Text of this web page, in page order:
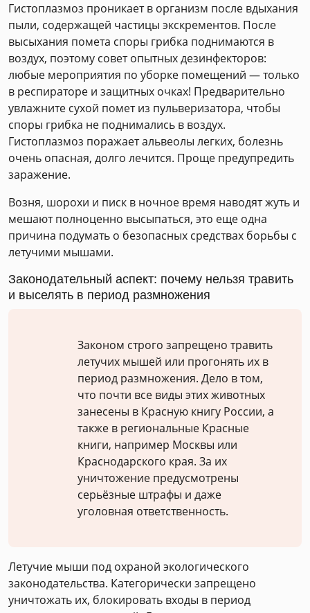
Гистоплазмоз проникает в организм после вдыхания
пыли, содержащей частицы экскрементов. После
высыхания помета споры грибка поднимаются в
воздух, поэтому совет опытных дезинфекторов:
любые мероприятия по уборке помещений — только
в респираторе и защитных очках! Предварительно
увлажните сухой помет из пульверизатора, чтобы
споры грибка не поднимались в воздух.
Гистоплазмоз поражает альвеолы легких, болезнь
очень опасная, долго лечится. Проще предупредить
заражение.
Возня, шорохи и писк в ночное время наводят жуть и
мешают полноценно высыпаться, это еще одна
причина подумать о безопасных средствах борьбы с
летучими мышами.
Законодательный аспект: почему нельзя травить
и выселять в период размножения
Законом строго запрещено травить
летучих мышей или прогонять их в
период размножения. Дело в том,
что почти все виды этих животных
занесены в Красную книгу России, а
также в региональные Красные
книги, например Москвы или
Краснодарского края. За их
уничтожение предусмотрены
серьёзные штрафы и даже
уголовная ответственность.
Летучие мыши под охраной экологического
законодательства. Категорически запрещено
уничтожать их, блокировать входы в период